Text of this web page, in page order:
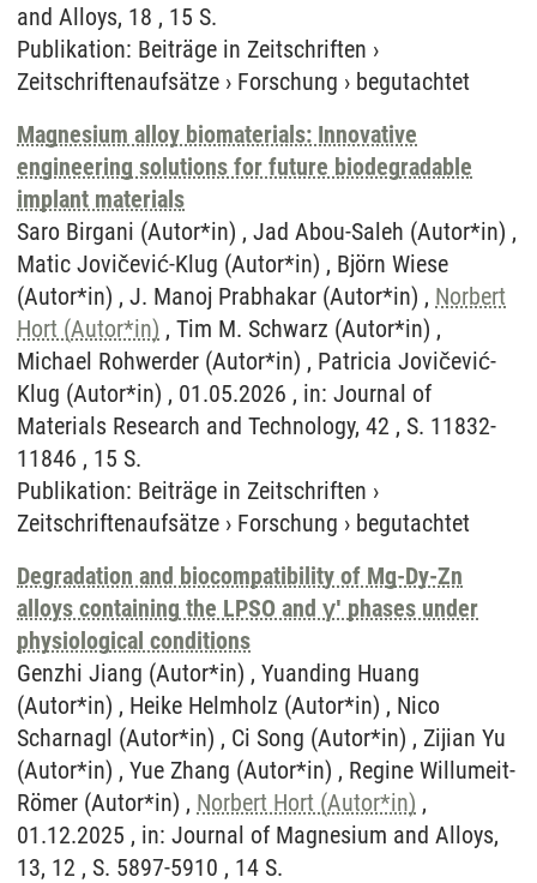
and Alloys, 18 , 15 S.
Publikation: Beiträge in Zeitschriften ›
Zeitschriftenaufsätze › Forschung › begutachtet
Magnesium alloy biomaterials: Innovative
engineering solutions for future biodegradable
implant materials
Saro Birgani (Autor*in) , Jad Abou-Saleh (Autor*in) ,
Matic Jovičević-Klug (Autor*in) , Björn Wiese
(Autor*in) , J. Manoj Prabhakar (Autor*in) , Norbert
Hort (Autor*in) , Tim M. Schwarz (Autor*in) ,
Michael Rohwerder (Autor*in) , Patricia Jovičević-
Klug (Autor*in) , 01.05.2026 , in: Journal of
Materials Research and Technology, 42 , S. 11832-
11846 , 15 S.
Publikation: Beiträge in Zeitschriften ›
Zeitschriftenaufsätze › Forschung › begutachtet
Degradation and biocompatibility of Mg-Dy-Zn
alloys containing the LPSO and γʹ phases under
physiological conditions
Genzhi Jiang (Autor*in) , Yuanding Huang
(Autor*in) , Heike Helmholz (Autor*in) , Nico
Scharnagl (Autor*in) , Ci Song (Autor*in) , Zijian Yu
(Autor*in) , Yue Zhang (Autor*in) , Regine Willumeit-
Römer (Autor*in) , Norbert Hort (Autor*in) ,
01.12.2025 , in: Journal of Magnesium and Alloys,
13, 12 , S. 5897-5910 , 14 S.